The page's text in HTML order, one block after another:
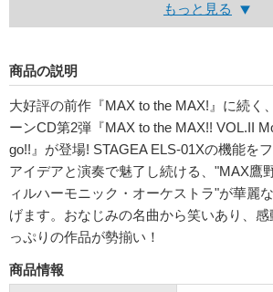
もっと見る
商品の説明
大好評の前作『MAX to the MAX!』に続く
ーンCD第2弾『MAX to the MAX!! VOL.II
go!!』が登場! STAGEA ELS-01Xの機能を
アイデアと演奏で魅了し続ける、"MAX鷹
ィルハーモニック・オーケストラ"が華麗
げます。おなじみの名曲から笑いあり、
っぷりの作品が勢揃い！
商品情報